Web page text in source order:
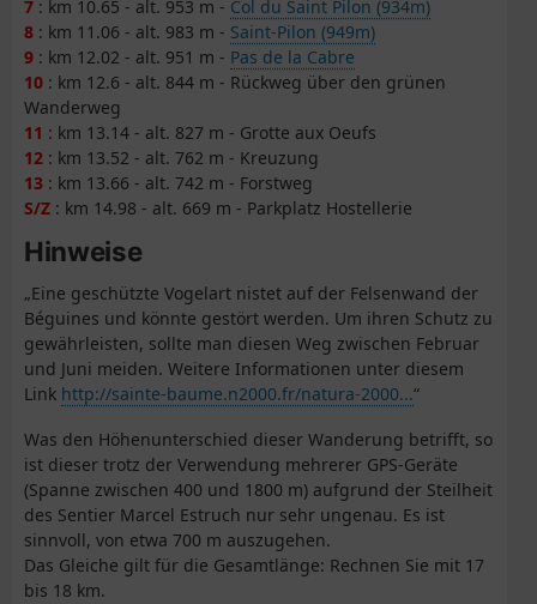
7 : km 10.65 - alt. 953 m - Col du Saint Pilon (934m)
8 : km 11.06 - alt. 983 m - Saint-Pilon (949m)
9 : km 12.02 - alt. 951 m - Pas de la Cabre
10 : km 12.6 - alt. 844 m - Rückweg über den grünen
Wanderweg
11 : km 13.14 - alt. 827 m - Grotte aux Oeufs
12 : km 13.52 - alt. 762 m - Kreuzung
13 : km 13.66 - alt. 742 m - Forstweg
S/Z : km 14.98 - alt. 669 m - Parkplatz Hostellerie
Hinweise
„Eine geschützte Vogelart nistet auf der Felsenwand der
Béguines und könnte gestört werden. Um ihren Schutz zu
gewährleisten, sollte man diesen Weg zwischen Februar
und Juni meiden. Weitere Informationen unter diesem
Link http://sainte-baume.n2000.fr/natura-2000...“
Was den Höhenunterschied dieser Wanderung betrifft, so
ist dieser trotz der Verwendung mehrerer GPS-Geräte
(Spanne zwischen 400 und 1800 m) aufgrund der Steilheit
des Sentier Marcel Estruch nur sehr ungenau. Es ist
sinnvoll, von etwa 700 m auszugehen.
Das Gleiche gilt für die Gesamtlänge: Rechnen Sie mit 17
bis 18 km.